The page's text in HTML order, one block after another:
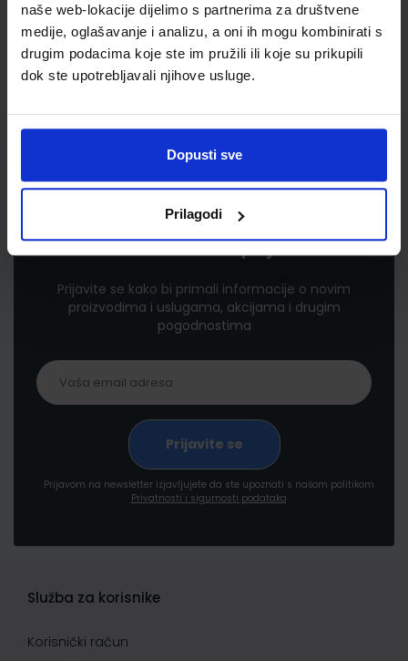
naše web-lokacije dijelimo s partnerima za društvene
medije, oglašavanje i analizu, a oni ih mogu kombinirati s
drugim podacima koje ste im pružili ili koje su prikupili
dok ste upotrebljavali njihove usluge.
Dopusti sve
Prilagodi
Reg br min
6005-DOM2
Newsletter prijava
Prijavite se kako bi primali informacije o novim
proizvodima i uslugama, akcijama i drugim
pogodnostima
Prijavom na newsletter izjavljujete da ste upoznati s našom politikom
Privatnosti i sigurnosti podataka
Služba za korisnike
Korisnički račun